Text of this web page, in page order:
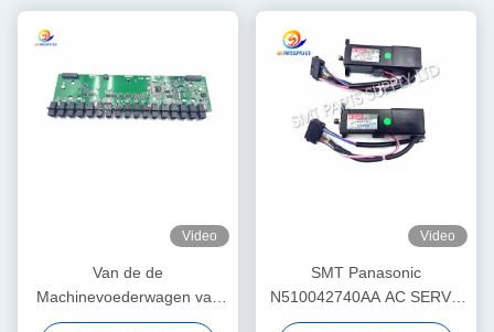
Video
Van de de
Machinevoederwagen van
SMT Panasonic NPM PCB-
Video
SMT Panasonic
N510042740AA AC SERVO
MOTOR 3W MULTI Theta-